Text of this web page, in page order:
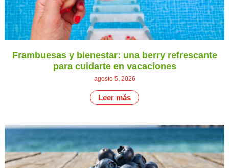
Frambuesas y bienestar: una berry refrescante
para cuidarte en vacaciones
agosto 5, 2026
Leer más